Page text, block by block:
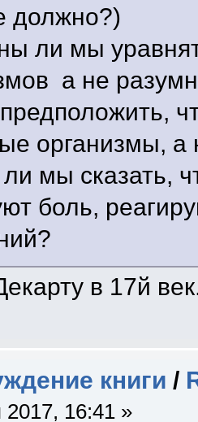
должно?)
ли мы
а не
организмы,
мы сказать,
боль,
в 17й
книги /
16:41 »